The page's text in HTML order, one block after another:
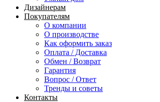
Дизайнерам
Покупателям
О компании
О производстве
Как оформить заказ
Оплата / Доставка
Обмен / Возврат
Гарантия
Вопрос / Ответ
Тренды и советы
Контакты